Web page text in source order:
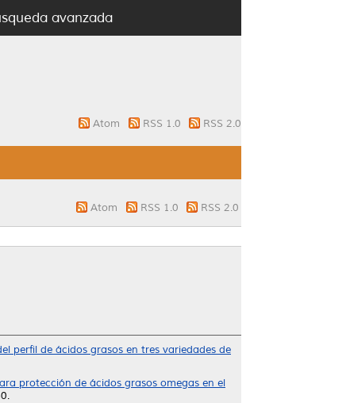
avanzada
Atom RSS 1.0 RSS 2.0
Atom RSS 1.0 RSS 2.0
perfil de ácidos grasos en tres variedades de
protección de ácidos grasos omegas en el